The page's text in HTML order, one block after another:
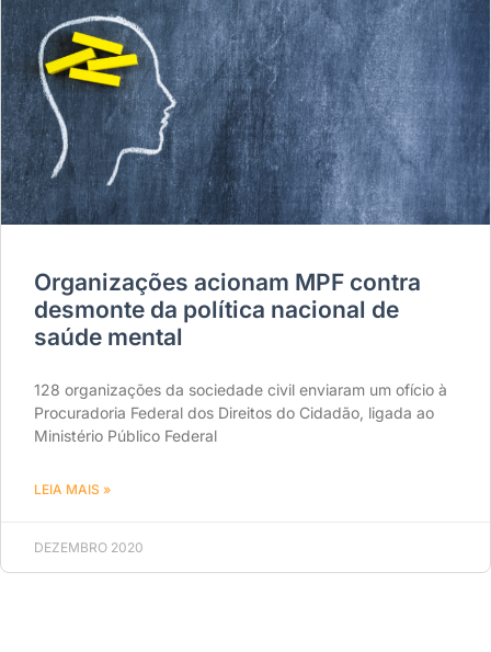
Organizações acionam MPF contra
desmonte da política nacional de
saúde mental
128 organizações da sociedade civil enviaram um ofício à
Procuradoria Federal dos Direitos do Cidadão, ligada ao
Ministério Público Federal
LEIA MAIS »
DEZEMBRO 2020